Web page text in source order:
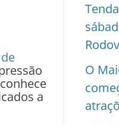
a
O